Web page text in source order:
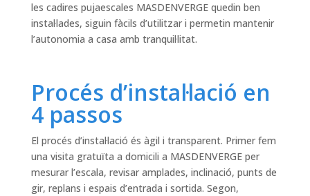
les cadires pujaescales MASDENVERGE quedin ben
instal·lades, siguin fàcils d’utilitzar i permetin mantenir
l’autonomia a casa amb tranquil·litat.
Procés d’instal·lació en
4 passos
El procés d’instal·lació és àgil i transparent. Primer fem
una visita gratuïta a domicili a MASDENVERGE per
mesurar l’escala, revisar amplades, inclinació, punts de
gir, replans i espais d’entrada i sortida. Segon,